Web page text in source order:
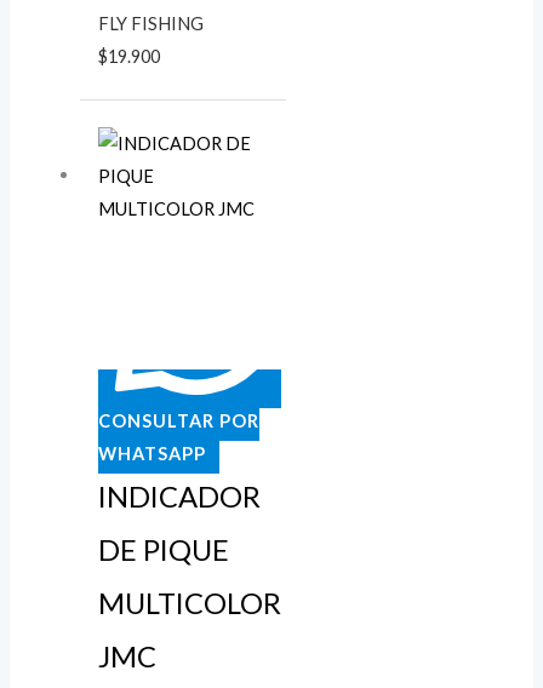
FLY FISHING
$19.900
CONSULTAR POR
WHATSAPP
INDICADOR
DE PIQUE
MULTICOLOR
JMC